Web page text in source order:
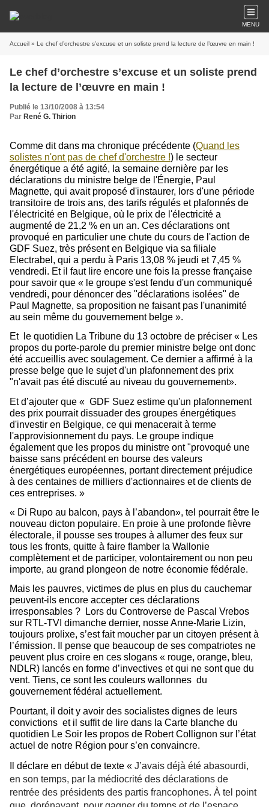
MENU
Accueil » Le chef d’orchestre s’excuse et un soliste prend la lecture de l’œuvre en main !
Le chef d’orchestre s’excuse et un soliste prend
la lecture de l’œuvre en main !
Publié le 13/10/2008 à 13:54
Par René G. Thirion
Comme dit dans ma chronique précédente (Quand les
solistes n'ont pas de chef d'orchestre !) e secteur
énergétique a été agité, la semaine dernière par les
déclarations du ministre belge de l'Énergie, Paul
Magnette, qui avait proposé d'instaurer, lors d'une période
transitoire de trois ans, des tarifs régulés et plafonnés de
l'électricité en Belgique, où le prix de l'électricité a
augmenté de 21,2 % en un an. Ces déclarations ont
provoqué en particulier une chute du cours de l'action de
GDF Suez, très présent en Belgique via sa filiale
Electrabel, qui a perdu à Paris 13,08 % jeudi et 7,45 %
vendredi. Et il faut lire encore une fois la presse française
pour savoir que « le groupe s'est fendu d'un communiqué
vendredi, pour dénoncer des "déclarations isolées" de
Paul Magnette, sa proposition ne faisant pas l'unanimité
au sein même du gouvernement belge ».
Et
le quotidien La Tribune du 13 octobre de préciser « Les
propos du porte-parole du premier ministre belge ont donc
été accueillis avec soulagement. Ce dernier a affirmé à la
presse belge que le sujet d'un plafonnement des prix
"n'avait pas été discuté au niveau du gouvernement».
Et d’ajouter que « GDF Suez estime qu'un plafonnement
des prix pourrait dissuader des groupes énergétiques
d'investir en Belgique, ce qui menacerait à terme
l'approvisionnement du pays. Le groupe indique
également que les propos du ministre ont "provoqué une
baisse sans précédent en bourse des valeurs
énergétiques européennes, portant directement préjudice
à des centaines de milliers d'actionnaires et de clients de
ces entreprises. »
« Di Rupo au balcon, pays à l’abandon», tel pourrait être le
nouveau dicton populaire. En proie à une profonde fièvre
électorale, il pousse ses troupes à allumer des feux sur
tous les fronts, quitte à faire flamber la Wallonie
complètement et de participer, volontairement ou non peu
importe, au grand plongeon de notre économie fédérale.
Mais les pauvres, victimes de plus en plus du cauchemar
peuvent-ils encore accepter ces déclarations
irresponsables ?
Lors du Controverse de Pascal Vrebos
sur RTL-TVI dimanche dernier, nosse Anne-Marie Lizin,
toujours prolixe, s’est fait moucher par un citoyen présent à
l’émission. Il pense que beaucoup de ses compatriotes ne
peuvent plus croire en ces slogans « rouge, orange, bleu,
NDLR) lancés en forme d’invectives et qui ne sont que du
vent. Tiens, ce sont les couleurs wallonnes du
gouvernement fédéral actuellement.
Pourtant, il doit y avoir des socialistes dignes de leurs
convictions et il suffit de lire dans la Carte blanche du
quotidien Le Soir les propos de Robert Collignon sur l’état
actuel de notre Région pour s’en convaincre.
Il déclare en début de texte « J’avais déjà été abasourdi,
en son temps, par la médiocrité des déclarations de
rentrée des présidents des partis francophones. À tel point